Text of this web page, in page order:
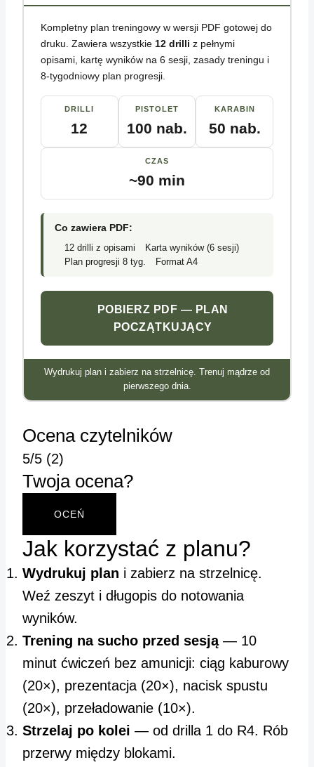
Kompletny plan treningowy w wersji PDF gotowej do
druku. Zawiera wszystkie 12 drilli z pełnymi
opisami, kartę wyników na 6 sesji, zasady treningu i
8-tygodniowy plan progresji.
DRILLI
12
PISTOLET
100 nab.
KARABIN
50 nab.
CZAS
~90 min
Co zawiera PDF:
12 drilli z opisami
Karta wyników (6 sesji)
Plan progresji 8 tyg.
Format A4
POBIERZ PDF — PLAN
POCZĄTKUJĄCY
Wydrukuj plan i zabierz na strzelnicę. Trenuj mądrze od
pierwszego dnia.
Ocena czytelników
5/5 (2)
Twoja ocena?
OCEŃ
Jak korzystać z planu?
Wydrukuj plan i zabierz na strzelnicę.
Weź zeszyt i długopis do notowania
wyników.
Trening na sucho przed sesją— 10
minut ćwiczeń bez amunicji: ciąg kaburowy
(20×), prezentacja (20×), nacisk spustu
(20×), przeładowanie (10×).
Strzelaj po kolei — od drilla 1 do R4. Rób
przerwy między blokami.